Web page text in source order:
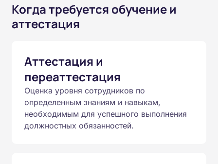
Когда требуется обучение и
аттестация
Аттестация и
переаттестация
Оценка уровня сотрудников по
определенным знаниям и навыкам,
необходимым для успешного выполнения
должностных обязанностей.